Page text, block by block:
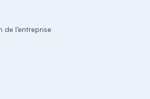
l’entreprise